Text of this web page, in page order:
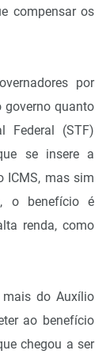
compensar os
por
governo quanto
Federal (STF)
se insere a
ICMS, mas sim
o benefício é
renda, como
do Auxílio
ao benefício
chegou a ser